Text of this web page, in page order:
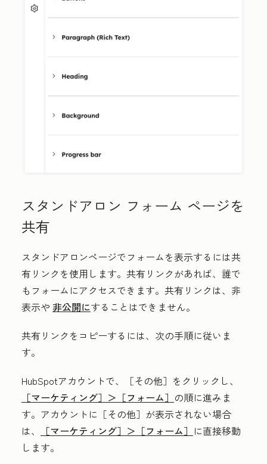
スタンドアロン フォーム ページを
共有
スタンドアロンページでフォームを表示するには共
有リンクを使用します。共有リンクがあれば、誰で
もフォームにアクセスできます。共有リンクは、非
表示や 非公開にすることはできません。
共有リンクをコピーするには、次の手順に従いま
す。
HubSpotアカウントで、
［その他］をクリックし、
［マーケティング］＞ ［フォーム］ の順に進みま
す。アカウントに ［その他］が表示されない場合
は、
［マーケティング］＞ ［フォーム］ に直接移動
します。